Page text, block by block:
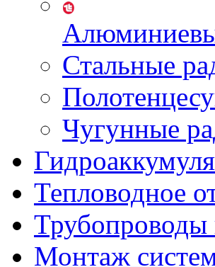
Стальные
Чугунные
Тепловодное
Монтаж